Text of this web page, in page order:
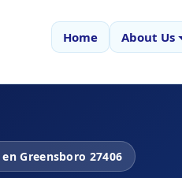
Home About Us
Greensboro 27406